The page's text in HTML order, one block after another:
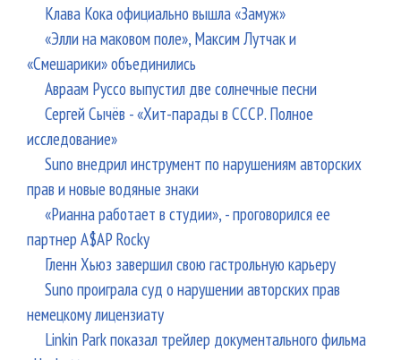
Клава Кока официально вышла «Замуж»
«Элли на маковом поле», Максим Лутчак и
«Смешарики» объединились
Авраам Руссо выпустил две солнечные песни
Сергей Сычёв - «Хит-парады в СССР. Полное
исследование»
Suno внедрил инструмент по нарушениям авторских
прав и новые водяные знаки
«Рианна работает в студии», - проговорился ее
партнер A$AP Rocky
Гленн Хьюз завершил свою гастрольную карьеру
Suno проиграла суд о нарушении авторских прав
немецкому лицензиату
Linkin Park показал трейлер документального фильма